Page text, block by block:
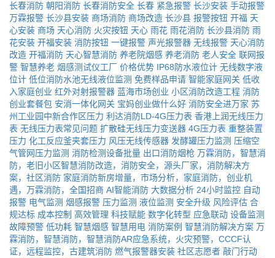
长春消防 朝阳消防 长春消防安全 长春 紧急报警 长沙安装 手动报警
万霖报警 长沙县安装 商场消防 商场改造 长沙县 报警按钮 开福 天
心安装 商场 天心消防 火灾按钮 天心 雨花 雨花消防 长沙县消防 雨
花安装 开福安装 消防按钮 一键报警 声光报警器 无线报警 天心消防
改造 开福消防 天心智慧消防 养老院烟感 养老消防 老人安全 联网报
警 智慧养老 烟感测试仪工厂 价格优势 IP68防水液位计 无线数字液
位计 低位消防水池无线液位监测 免费样品申请 智能家庭网关 低收
入家庭创业 红外对射报警器 蓝海市场创业 小区消防改造工程 消防
创业套餐包 安消一体化网关 宝妈创业做什么好 消防安全进万家 苏
州工业园中新合作区压力 利达消防LD-4G压力表 香港上润无线压力
表 无线压力表常见问题 扩散硅无线压力变送器 4G压力表 重整装置
压力 化工反应釜夹套压力 风压无线传感器 发酵罐压力监测 压缩空
气管网压力监测 消防检测设备批量 出口消防烟枪 万霖消防，智慧消
防，老旧小区智慧消防改造，消防安全，源头厂家，消防解决方
案，社区消防 家庭消防新房增量，市场分析，家庭消防，创业机
遇，万霖消防，全国招商 AI智能消防 大数据分析 24小时监控 自动
报警 电气监测 烟感报警 压力监测 液位监测 安全升级 风险评估 合
规达标 成本控制 高效管理 科技赋能 数字化转型 应急联动 设备监测
故障预警 低功耗 智慧烟感 智慧用电 消防案例 智慧消防解决方案 万
霖消防，智慧消防，智慧消防AR应急系统，火灾预警，CCCF认
证，远程监控，古建筑消防 燃气报警器安装 社区志愿者 敲门行动